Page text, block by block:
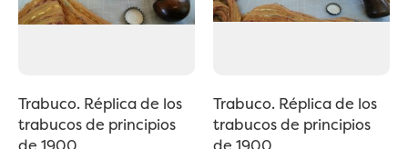
Trabuco. Réplica de los
trabucos de principios
Trabuco. Réplica de los
trabucos de principios